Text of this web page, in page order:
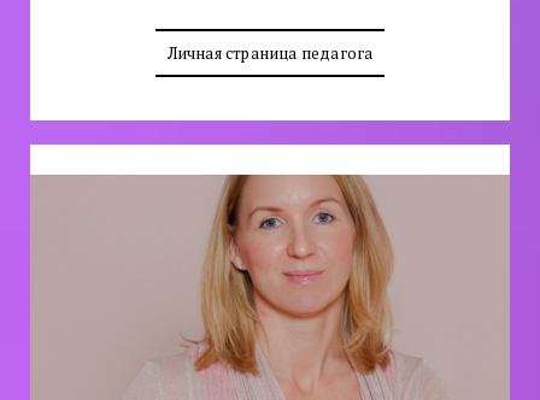
Личная страница педагога